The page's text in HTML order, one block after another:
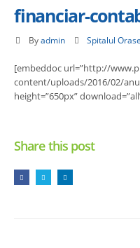
financiar-
By admin Spitalul
[embeddoc url=”http://
content/uploads/2016/02/
height=”650px”
Share this post